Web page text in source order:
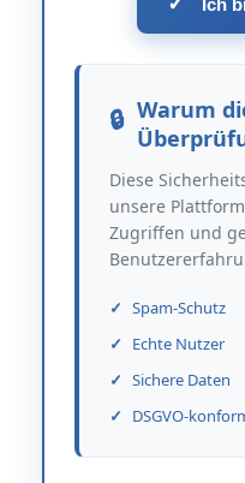
Ich
Warum
Diese
unsere
Zugriffen und
Spam-Schutz
Echte Nutzer
Sichere Daten
DSGVO-